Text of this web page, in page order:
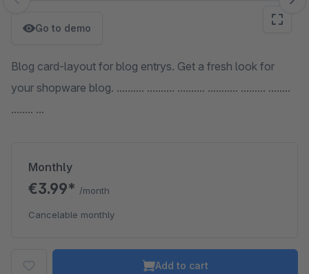
Skip image gallery
Go to demo
Blog card-layout for blog entrys. Get a fresh look for
your shopware blog. .......... .......... .......... ........... ......... ........
........ ...
Monthly
€3.99* /month
Cancelable monthly
Add to cart